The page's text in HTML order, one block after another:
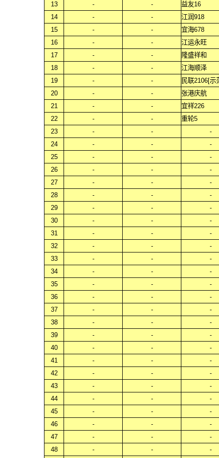
13
- -
益友16
14
- -
江润918
15
- -
宜海678
16
- -
江运永旺
17
- -
隆盛祥和
18
- -
江海顺泽
19
- -
民联2106[示
20
- -
张港庆航
21
- -
宜祥226
22
- -
重轮5
23
- -
-
24
- -
-
25
- -
-
26
- -
-
27
- -
-
28
- -
-
29
- -
-
30
- -
-
31
- -
-
32
- -
-
33
- -
-
34
- -
-
35
- -
-
36
- -
-
37
- -
-
38
- -
-
39
- -
-
40
- -
-
41
- -
-
42
- -
-
43
- -
-
44
- -
-
45
- -
-
46
- -
-
47
- -
-
48
- - -